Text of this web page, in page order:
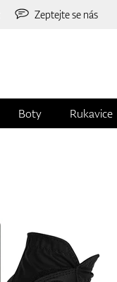
Zeptejte se nás
Boty Rukavice